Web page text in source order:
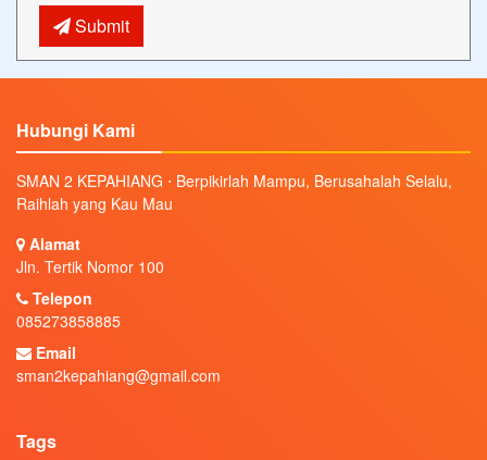
Submit
Hubungi Kami
SMAN 2 KEPAHIANG ⋅ Berpikirlah Mampu, Berusahalah Selalu,
Raihlah yang Kau Mau
Alamat
Jln. Tertik Nomor 100
Telepon
085273858885
Email
sman2kepahiang@gmail.com
Tags